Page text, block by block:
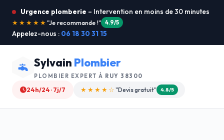
Urgence plomberie – Intervention en moins de 30 minutes
★★★★★"Service ultra rapide !" 5.0/5
Appelez-nous : 06 18 30 31 15
Sylvain Plombier
PLOMBIER EXPERT À RUY 38300
24h/24 · 7j/7 ★★★★☆ "Devis gratuit" 4.8/5